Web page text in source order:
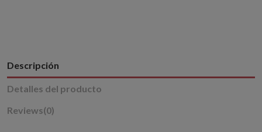
Descripción
Detalles del producto
Reviews(0)